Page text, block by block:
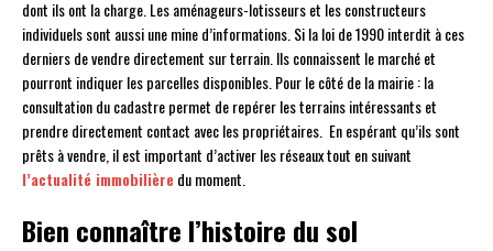
dont ils ont la charge. Les aménageurs-lotisseurs et les constructeurs
individuels sont aussi une mine d’informations. Si la loi de 1990 interdit à ces
derniers de vendre directement sur terrain. Ils connaissent le marché et
pourront indiquer les parcelles disponibles. Pour le côté de la mairie : la
consultation du cadastre permet de repérer les terrains intéressants et
prendre directement contact avec les propriétaires. En espérant qu’ils sont
prêts à vendre, il est important d’activer les réseaux tout en suivant
l’actualité immobilière du moment.
Bien connaître l’histoire du sol